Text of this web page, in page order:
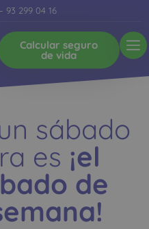
– 93 299 04 16
Calcular seguro
de vida
sábado
es ¡el
de